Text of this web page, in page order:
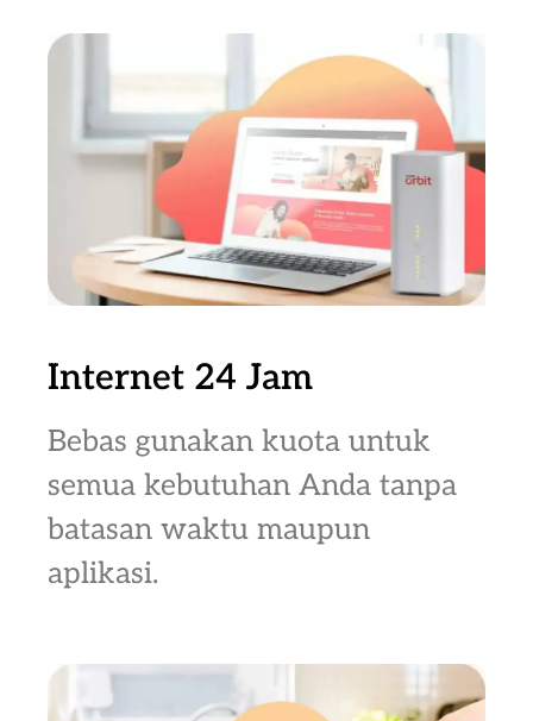
Internet 24 Jam
Bebas gunakan kuota untuk
semua kebutuhan Anda tanpa
batasan waktu maupun
aplikasi.